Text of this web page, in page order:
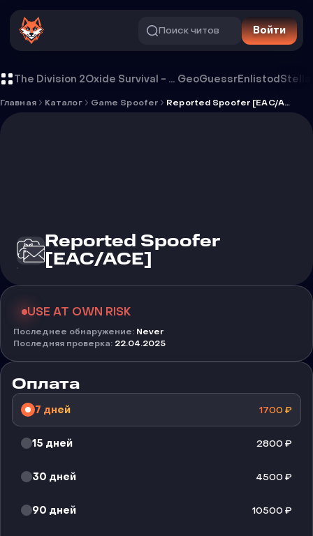
Поиск читов Войти
The Division 2 Oxide Survival - Rust Mobile GeoGuessrEnlistodStella
Главная Каталог Game Spoofer Reported Spoofer [EAC/ACE]
Reported Spoofer
[EAC/ACE]
USE AT OWN RISK
Последнее обнаружение: Never
Последняя проверка: 22.04.2025
Оплата
7 дней 1700₽
15 дней 2800₽
30 дней 4500₽
90 дней 10500₽